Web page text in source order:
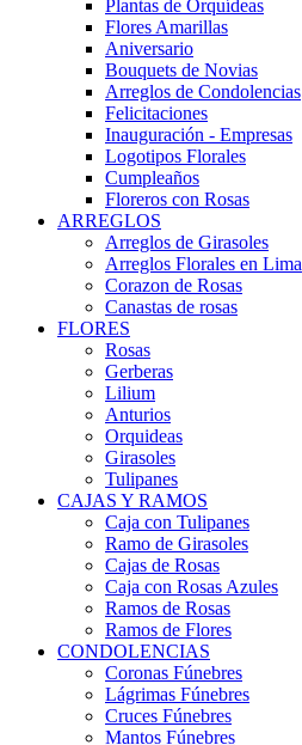
Plantas de Orquídeas
Flores Amarillas
Aniversario
Bouquets de Novias
Arreglos de Condolencias
Felicitaciones
Inauguración - Empresas
Logotipos Florales
Cumpleaños
Floreros con Rosas
ARREGLOS
Arreglos de Girasoles
Arreglos Florales en Lima
Corazon de Rosas
Canastas de rosas
FLORES
Rosas
Gerberas
Lilium
Anturios
Orquideas
Girasoles
Tulipanes
CAJAS Y RAMOS
Caja con Tulipanes
Ramo de Girasoles
Cajas de Rosas
Caja con Rosas Azules
Ramos de Rosas
Ramos de Flores
CONDOLENCIAS
Coronas Fúnebres
Lágrimas Fúnebres
Cruces Fúnebres
Mantos Fúnebres